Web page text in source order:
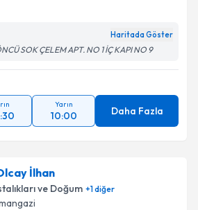
Haritada Göster
SOK ÇELEM APT. NO 1 İÇ KAPI NO 9
Yarın
10:00 Daha Fazla
İlhan
ve Doğum +1diğer